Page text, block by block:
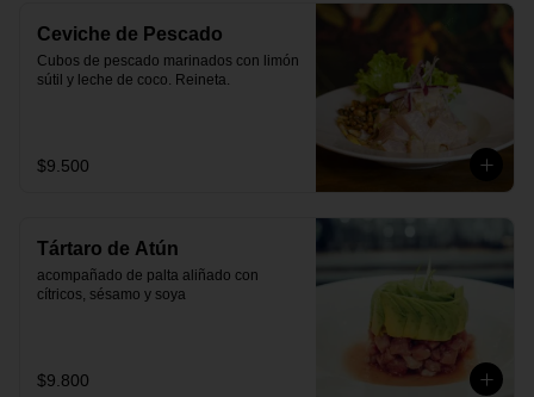
Ceviche de Pescado
Cubos de pescado marinados con limón
sútil y leche de coco. Reineta.
$9.500
Tártaro de Atún
acompañado de palta aliñado con
cítricos, sésamo y soya
$9.800